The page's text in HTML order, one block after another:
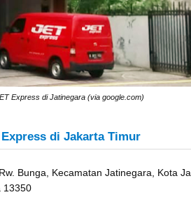
Express di Jatinegara (via google.com)
di Jakarta Timur
Bunga, Kecamatan Jatinegara, Kota
13350